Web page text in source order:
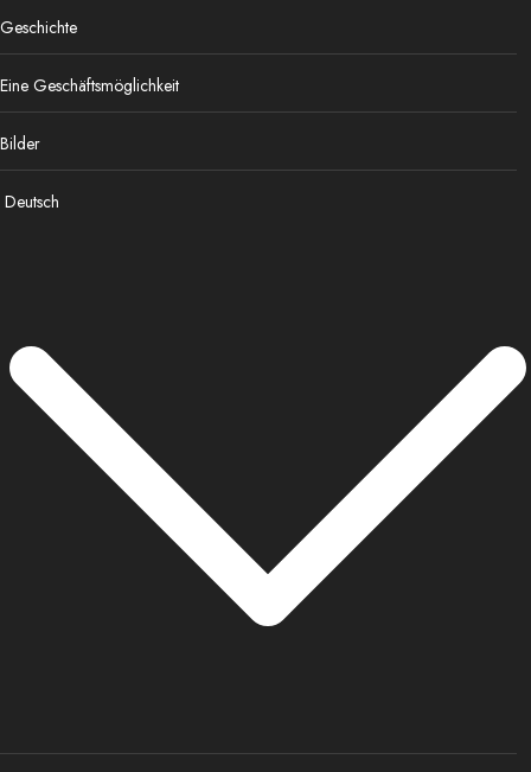
Geschichte
Eine Geschäftsmöglichkeit
Bilder
Deutsch